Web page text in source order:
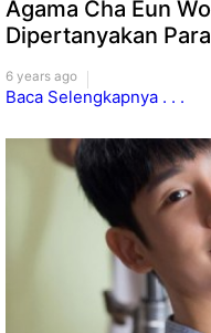
Agama Cha Eun
Dipertanyakan
6 years ago
Baca Selengkapnya . . .